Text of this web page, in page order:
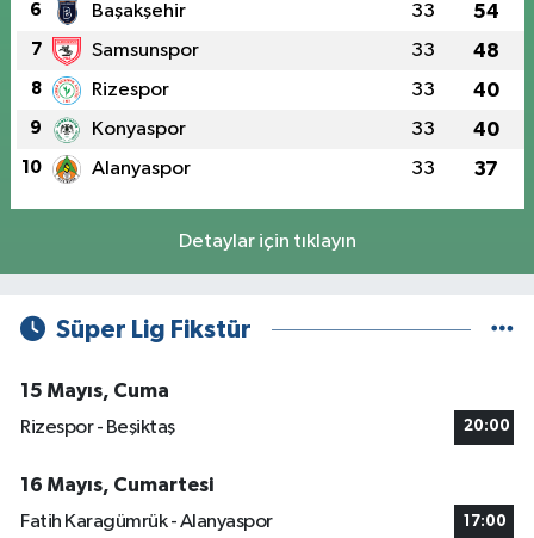
6 Başakşehir 33 54
7 Samsunspor 33 48
8 Rizespor 33 40
9 Konyaspor 33 40
10 Alanyaspor 33 37
Detaylar için tıklayın
Süper Lig Fikstür
15 Mayıs, Cuma
Rizespor - Beşiktaş
20:00
16 Mayıs, Cumartesi
Fatih Karagümrük - Alanyaspor
17:00